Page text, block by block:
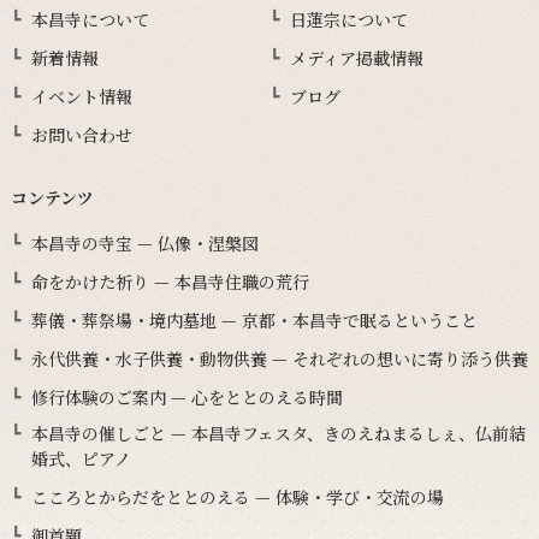
本昌寺について
日蓮宗について
新着情報
メディア掲載情報
イベント情報
ブログ
お問い合わせ
コンテンツ
本昌寺の寺宝 — 仏像・涅槃図
命をかけた祈り — 本昌寺住職の荒行
葬儀・葬祭場・境内墓地 — 京都・本昌寺で眠るということ
永代供養・水子供養・動物供養 — それぞれの想いに寄り添う供養
修行体験のご案内 — 心をととのえる時間
本昌寺の催しごと — 本昌寺フェスタ、きのえねまるしぇ、仏前結
婚式、ピアノ
こころとからだをととのえる — 体験・学び・交流の場